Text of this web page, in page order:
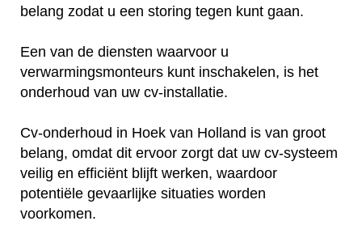
belang zodat u een storing tegen kunt gaan.
Een van de diensten waarvoor u
verwarmingsmonteurs kunt inschakelen, is het
onderhoud van uw cv-installatie.
Cv-onderhoud in Hoek van Holland is van groot
belang, omdat dit ervoor zorgt dat uw cv-systeem
veilig en efficiënt blijft werken, waardoor
potentiële gevaarlijke situaties worden
voorkomen.